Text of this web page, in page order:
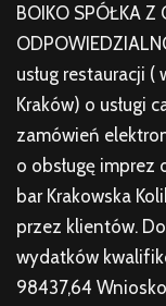
BOIKO SPÓŁKA Z
usług restauracji
Kraków) o usługi
zamówień
o obsługę imprez
bar Krakowska
przez klientów.
wydatków
98437,64